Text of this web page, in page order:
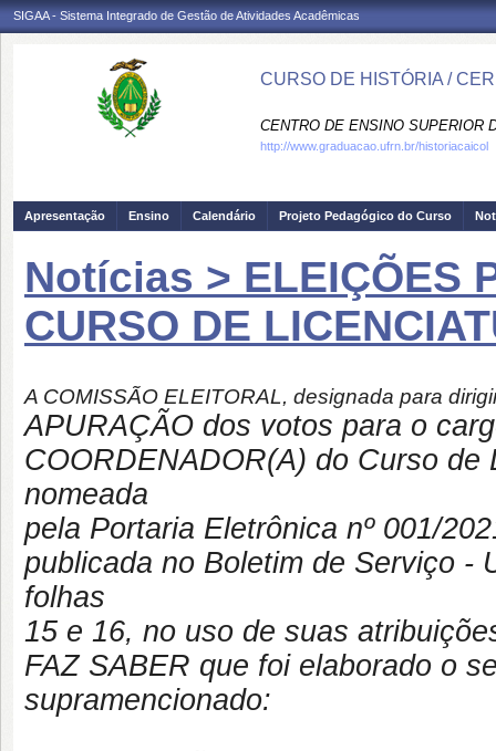
SIGAA - Sistema Integrado de Gestão de Atividades Acadêmicas
CURSO DE HISTÓRIA /
CENTRO DE ENSINO SUPERIOR
http://www.graduacao.ufrn.br/historiacaicol
Apresentação Ensino Calendário Projeto Pedagógico do Curso
Notícias > ELEIÇÕES
CURSO DE
A COMISSÃO ELEITORAL, designada para
APURAÇÃO dos votos para o
COORDENADOR(A) do Curso
nomeada
pela Portaria Eletrônica nº 001/
publicada no Boletim de Serviço -
folhas
15 e 16, no uso de suas
FAZ SABER que foi elaborado o
supramencionado: